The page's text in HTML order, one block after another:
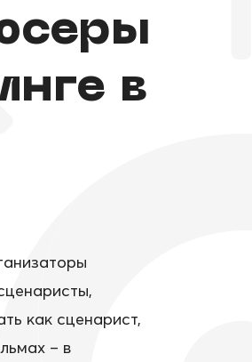
в
как сценарист,
– в